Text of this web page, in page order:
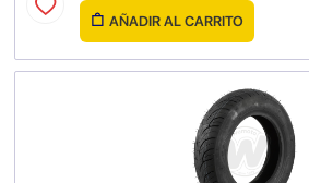
AÑADIR AL CARRITO